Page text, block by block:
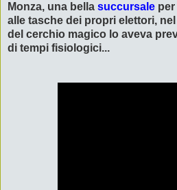
Monza, una bella succursale
alle tasche dei propri elettori,
del cerchio magico lo aveva
di tempi fisiologici...